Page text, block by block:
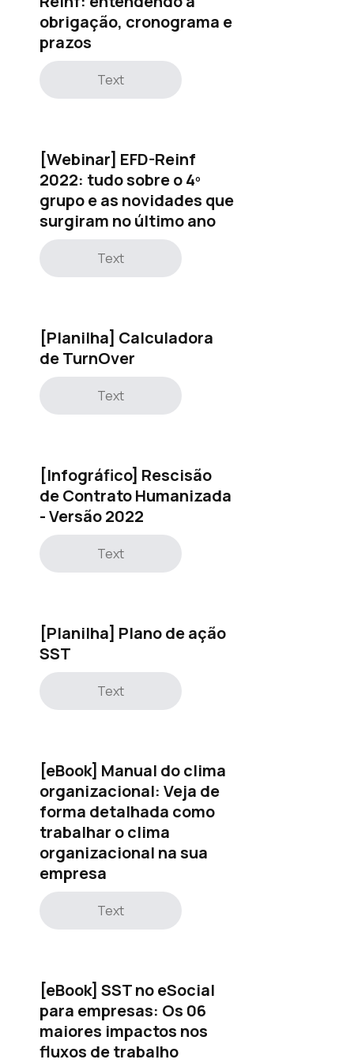
obrigação, cronograma e
prazos
Text
[Webinar] EFD-Reinf
2022: tudo sobre o 4º
grupo e as novidades que
surgiram no último ano
Text
[Planilha] Calculadora
de TurnOver
Text
[Infográfico] Rescisão
de Contrato Humanizada
- Versão 2022
Text
[Planilha] Plano de ação
SST
Text
[eBook] Manual do clima
organizacional: Veja de
forma detalhada como
trabalhar o clima
organizacional na sua
empresa
Text
[eBook] SST no eSocial
para empresas: Os 06
maiores impactos nos
fluxos de trabalho